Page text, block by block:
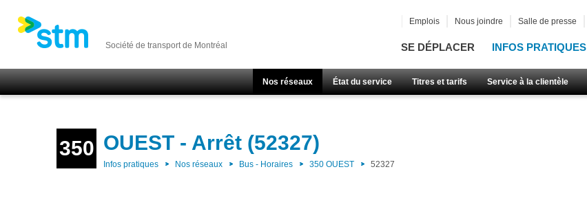
Société de transport de Montréal SE DÉPLACER INFOS PRATIQUES
Nos réseaux État du service Titres et tarifs Service à la clientèle
Emplois Nous joindre Salle de presse
350 OUEST - Arrêt (52327)
Infos pratiques Nos réseaux Bus - Horaires 350 OUEST 52327